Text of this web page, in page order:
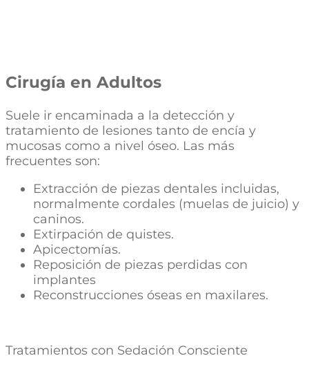
Cirugía en Adultos
Suele ir encaminada a la detección y
tratamiento de lesiones tanto de encía y
mucosas como a nivel óseo. Las más
frecuentes son:
Extracción de piezas dentales incluidas,
normalmente cordales (muelas de juicio) y
caninos.
Extirpación de quistes.
Apicectomías.
Reposición de piezas perdidas con
implantes
Reconstrucciones óseas en maxilares.
Tratamientos con Sedación Consciente